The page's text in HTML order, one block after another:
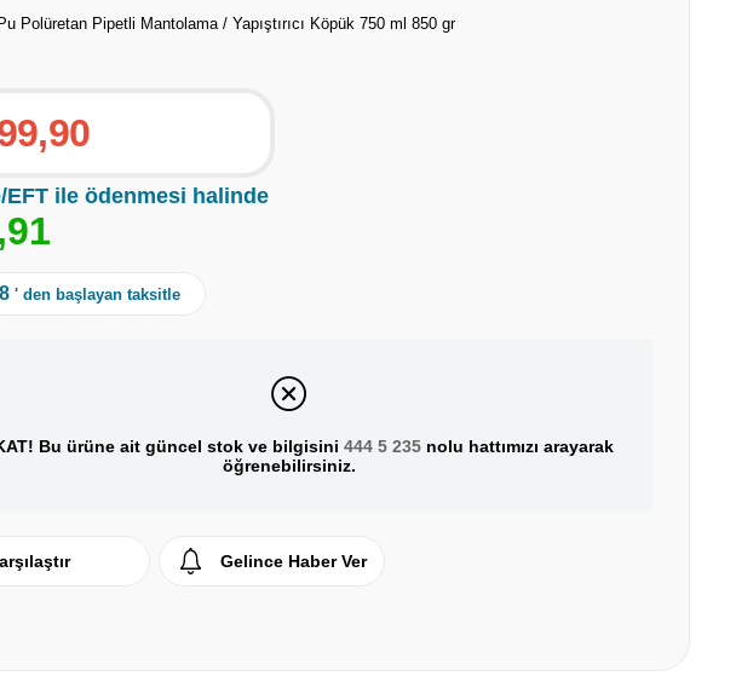
Polüretan Pipetli Mantolama / Yapıştırıcı Köpük 750 ml 850 gr
EFT ile ödenmesi halinde
,91
' den başlayan taksitle
Bu ürüne ait güncel stok ve bilgisini 444 5 235nolu hattımızı arayarak
öğrenebilirsiniz.
Gelince Haber Ver